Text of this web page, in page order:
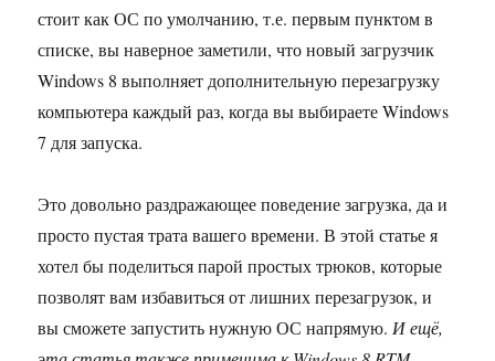
стоит как ОС по умолчанию, т.е. первым пунктом в
списке, вы наверное заметили, что новый загрузчик
Windows 8 выполняет дополнительную перезагрузку
компьютера каждый раз, когда вы выбираете Windows
7 для запуска.
Это довольно раздражающее поведение загрузка, да и
просто пустая трата вашего времени. В этой статье я
хотел бы поделиться парой простых трюков, которые
позволят вам избавиться от лишних перезагрузок, и
вы сможете запустить нужную ОС напрямую. И ещё,